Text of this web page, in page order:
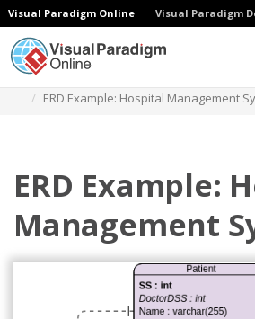
Visual Paradigm Online Visual Paradigm
ERD Example: Hospital Management
ERD Example:
Management